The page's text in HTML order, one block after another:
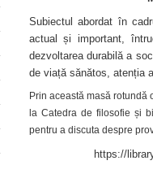
Subiectul abordat în
actual și important,
dezvoltarea durabilă a
de viață sănătos, atenția
Prin această masă
la Catedra de filosofie și
pentru a discuta despre
https://